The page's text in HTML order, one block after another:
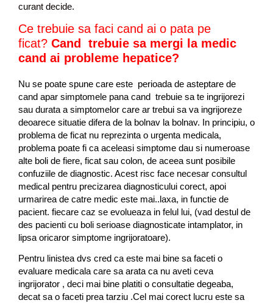
curant decide.
Ce trebuie sa faci cand ai o pata pe
ficat? Cand trebuie sa mergi la medic
cand ai probleme hepatice?
Nu se poate spune care este perioada de asteptare de
cand apar simptomele pana cand trebuie sa te ingrijorezi
sau durata a simptomelor care ar trebui sa va ingrijoreze
deoarece situatie difera de la bolnav la bolnav. In principiu, o
problema de ficat nu reprezinta o urgenta medicala,
problema poate fi ca aceleasi simptome dau si numeroase
alte boli de fiere, ficat sau colon, de aceea sunt posibile
confuziile de diagnostic. Acest risc face necesar consultul
medical pentru precizarea diagnosticului corect, apoi
urmarirea de catre medic este mai..laxa, in functie de
pacient. fiecare caz se evolueaza in felul lui, (vad destul de
des pacienti cu boli serioase diagnosticate intamplator, in
lipsa oricaror simptome ingrijoratoare).
Pentru linistea dvs cred ca este mai bine sa faceti o
evaluare medicala care sa arata ca nu aveti ceva
ingrijorator , deci mai bine platiti o consultatie degeaba,
decat sa o faceti prea tarziu .Cel mai corect lucru este sa